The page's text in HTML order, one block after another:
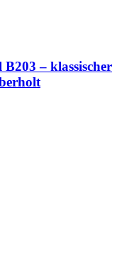
– klassischer